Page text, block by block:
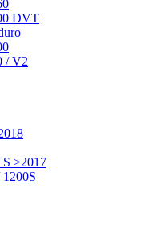
DVT
/ V2
S >2017